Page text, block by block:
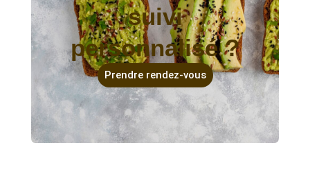
suivi
personnalisé ?
Prendre rendez-vous